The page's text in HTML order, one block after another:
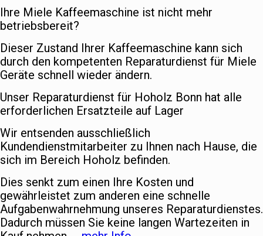
Ihre Miele Kaffeemaschine ist nicht mehr
betriebsbereit?
Dieser Zustand Ihrer Kaffeemaschine kann sich
durch den kompetenten Reparaturdienst für Miele
Geräte schnell wieder ändern.
Unser Reparaturdienst für Hoholz Bonn hat alle
erforderlichen Ersatzteile auf Lager
Wir entsenden ausschließlich
Kundendienstmitarbeiter zu Ihnen nach Hause, die
sich im Bereich Hoholz befinden.
Dies senkt zum einen Ihre Kosten und
gewährleistet zum anderen eine schnelle
Aufgabenwahrnehmung unseres Reparaturdienstes.
Dadurch müssen Sie keine langen Wartezeiten in